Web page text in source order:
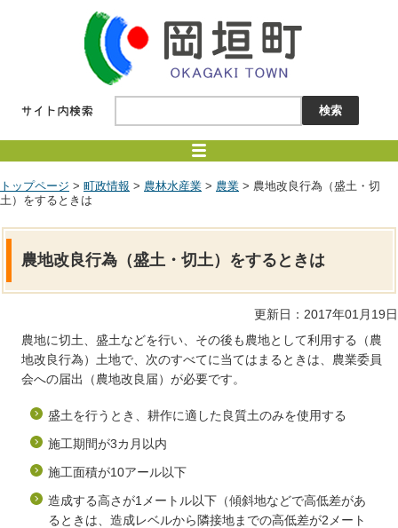
トップページ > 町政情報 > 農林水産業 > 農業 > 農地改良行為（盛土・切
土）をするときは
農地改良行為（盛土・切土）をするときは
更新日：2017年01月19日
農地に切土、盛土などを行い、その後も農地として利用する（農
地改良行為）土地で、次のすべてに当てはまるときは、農業委員
会への届出（農地改良届）が必要です。
盛土を行うとき、耕作に適した良質土のみを使用する
施工期間が3カ月以内
施工面積が10アール以下
造成する高さが1メートル以下（傾斜地などで高低差があ
るときは、造成レベルから隣接地までの高低差が2メート